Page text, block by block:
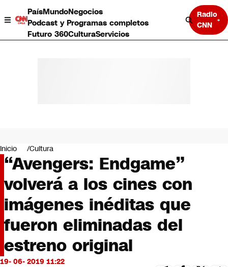
PaísMundoNegocios
Podcast y Programas completos
Futuro 360CulturaServicios
Radio
CNN
Negocios
Deportes
Programas completos
Cultura
Servicios
Bits
CNN Data
CNN tiempo
Futuro 360
Opinión
Inicio Cultura
“Avengers: Endgame”
volverá a los cines con
imágenes inéditas que
fueron eliminadas del
estreno original
19- 06- 2019 11:22